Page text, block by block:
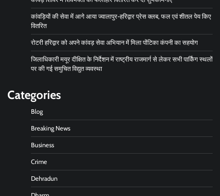
कांवड़ियों की सेवा में आगे आया ज्वालापुर-हरिद्वार प्रेस क्लब, फल एवं शीतल पेय किए
वितरित
रोटरी हरिद्वार को अपने कांवड़ सेवा अभियान में मिला पोंटिका कंपनी का सहयोग
जिलाधिकारी मयूर दीक्षित के निर्देशन में राष्ट्रीय राजमार्ग से लेकर सभी पार्किंग स्थलों
पर की गई समुचित विद्युत व्यवस्था
Categories
Blog
Breaking News
Business
Crime
Dehradun